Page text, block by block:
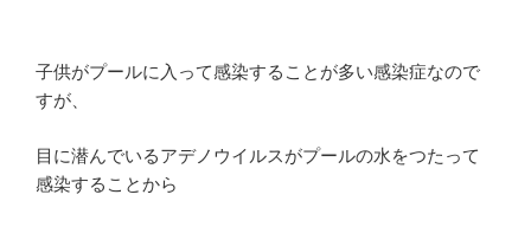
子供がプールに入って感染することが多い感染症なので
すが、
目に潜んでいるアデノウイルスがプールの水をつたって
感染することから